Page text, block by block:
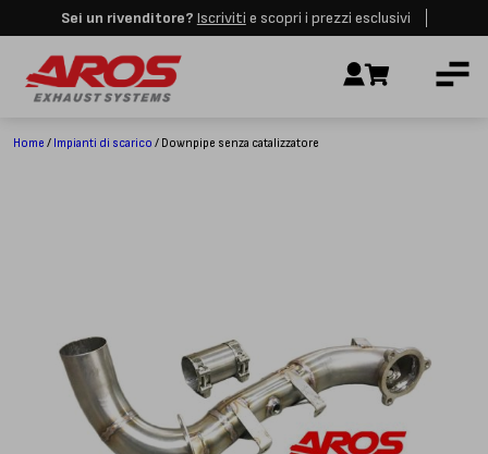
Sei un rivenditore? Iscriviti e scopri i prezzi esclusivi
IMPIANTI DI SCARICO
CUSTOMER SERVICE
+39 348 4420254
Lunedì – Venerdì
8.00 – 18.00
Home / Impianti di scarico / Downpipe senza catalizzatore
Aros rimarrà chiusa per le festività dall'8 al 23 Agosto. I nuovi ordini